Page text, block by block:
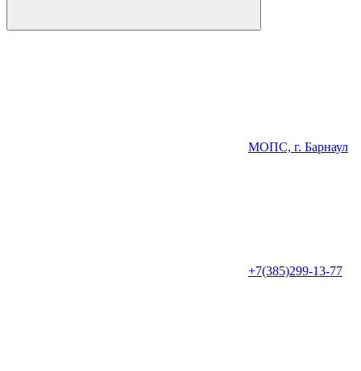
МОПС, г. Барнаул
+7(385)299-13-77